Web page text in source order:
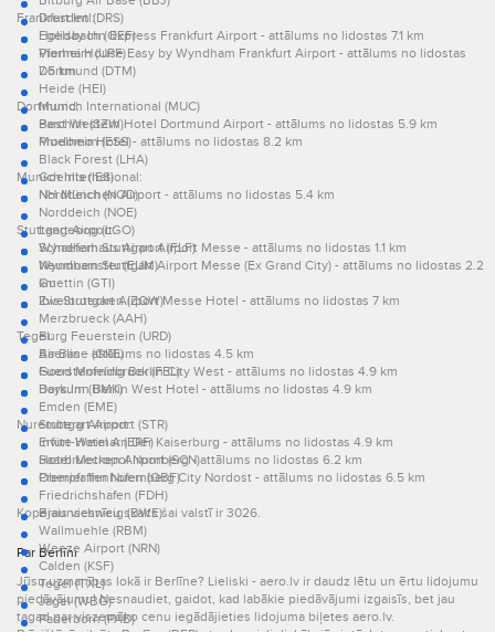
Dresden (DRS)
Egelsbach (QEF)
Pforheim (UPF)
Dortmund (DTM)
Heide (HEI)
Munich International (MUC)
Parchim (SZW)
Muelheim (ESS)
Black Forest (LHA)
Goehlis (IES)
Norddeich (NOD)
Norddeich (NOE)
Langeoog (LGO)
Schaeferhaus Airport (FLF)
Neumuenster (EUM)
Guettin (GTI)
Zweibruecken (ZQW)
Merzbrueck (AAH)
Burg Feuerstein (URD)
Air Base (GKE)
Fuerstenfeldbruck (FEL)
Borkum (BMK)
Emden (EME)
Stuttgart Airport (STR)
Erfurt-Weimar (ERF)
Saarbruecken Airport (SCN)
Oberpfaffenhofen (OBF)
Friedrichshafen (FDH)
Braunschweig (BWE)
Wallmuehle (RBM)
Weeze Airport (NRN)
Calden (KSF)
Tegel (TXL)
Jagel (WBG)
Paderborn (PAD)
Frankfurt Intl:
Holiday Inn Express Frankfurt Airport - attālums no lidostas 7.1 km
Vienna House Easy by Wyndham Frankfurt Airport - attālums no lidostas
7.5 km
Dortmund:
Best Western Hotel Dortmund Airport - attālums no lidostas 5.9 km
Prodomo Hotel - attālums no lidostas 8.2 km
Munich International:
NH München Airport - attālums no lidostas 5.4 km
Stuttgart Airport:
Wyndham Stuttgart Airport Messe - attālums no lidostas 1.1 km
Wyndham Stuttgart Airport Messe (Ex Grand City) - attālums no lidostas 2.2
km
Ibis Stuttgart Airport Messe Hotel - attālums no lidostas 7 km
Tegel:
Baerlin - attālums no lidostas 4.5 km
Good Morning Berlin City West - attālums no lidostas 4.9 km
Days Inn Berlin West Hotel - attālums no lidostas 4.9 km
Nuremberg Airport:
Invite Hotel An Der Kaiserburg - attālums no lidostas 4.9 km
Hotel Metropol Nurnberg - attālums no lidostas 6.2 km
Premier Inn Nuernberg City Nordost - attālums no lidostas 6.5 km
Kopējais viesnīcu skaits šai valstī ir 3026.
Par Berlīni
Jūsu uzmanības lokā ir Berlīne? Lieliski - aero.lv ir daudz lētu un ērtu lidojumu
piedāvājumu! Nesnaudiet, gaidot, kad labākie piedāvājumi izgaisīs, bet jau
tagad par viszemāko cenu iegādājieties lidojuma biļetes aero.lv.